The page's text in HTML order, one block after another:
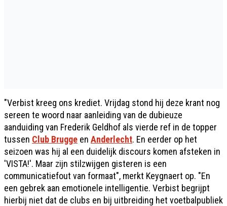
"Verbist kreeg ons krediet. Vrijdag stond hij deze krant nog
sereen te woord naar aanleiding van de dubieuze
aanduiding van Frederik Geldhof als vierde ref in de topper
tussen Club Brugge en Anderlecht. En eerder op het
seizoen was hij al een duidelijk discours komen afsteken in
'VISTA!'. Maar zijn stilzwijgen gisteren is een
communicatiefout van formaat", merkt Keygnaert op. "En
een gebrek aan emotionele intelligentie. Verbist begrijpt
hierbij niet dat de clubs en bij uitbreiding het voetbalpubliek